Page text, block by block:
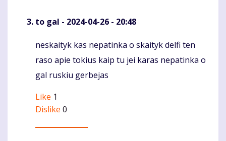
to gal - 2024-04-26 - 20:48
Komentaras
neskaityk kas nepatinka o skaityk delfi ten
raso apie tokius kaip tu jei karas nepatinka o
gal ruskiu gerbejas
Like 1
Dislike 0